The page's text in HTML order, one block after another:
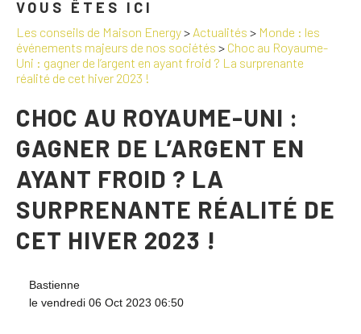
VOUS ÊTES ICI
Les conseils de Maison Energy> Actualités > Monde : les
événements majeurs de nos sociétés > Choc au Royaume-
Uni : gagner de l’argent en ayant froid ? La surprenante
réalité de cet hiver 2023 !
CHOC AU ROYAUME-UNI :
GAGNER DE L’ARGENT EN
AYANT FROID ? LA
SURPRENANTE RÉALITÉ DE
CET HIVER 2023 !
Bastienne
le vendredi 06 Oct 2023 06:50